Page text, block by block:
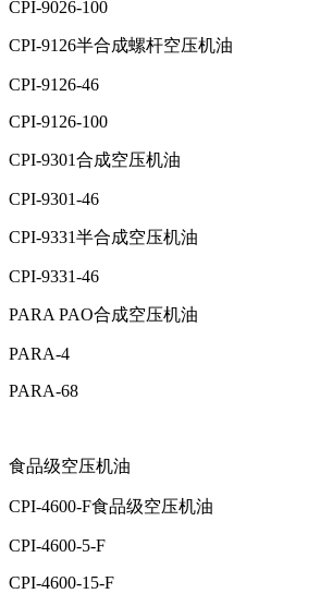
CPI-9026-100
CPI-9126半合成螺杆空压机油
CPI-9126-46
CPI-9126-100
CPI-9301合成空压机油
CPI-9301-46
CPI-9331半合成空压机油
CPI-9331-46
PARA PAO合成空压机油
PARA-4
PARA-68
食品级空压机油
CPI-4600-F食品级空压机油
CPI-4600-5-F
CPI-4600-15-F